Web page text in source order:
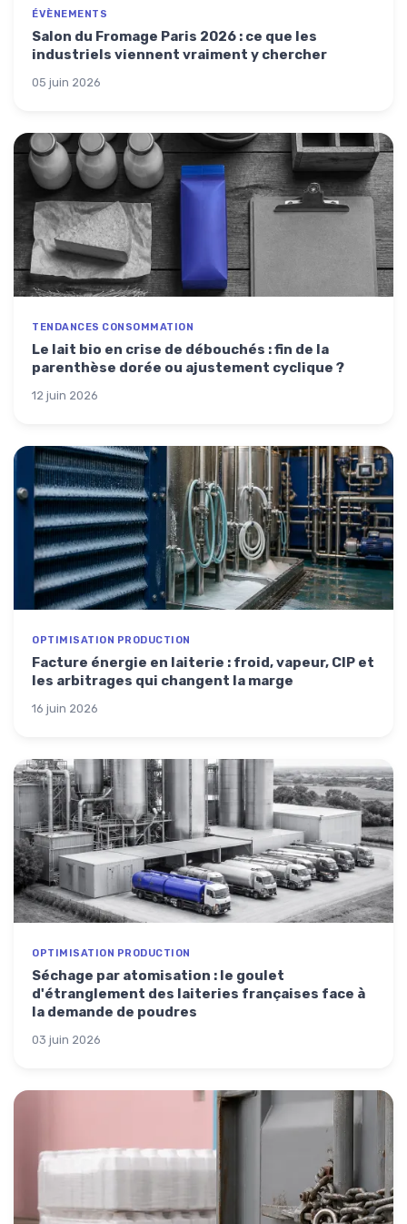
ÉVÈNEMENTS
Salon du Fromage Paris 2026 : ce que les
industriels viennent vraiment y chercher
05 juin 2026
TENDANCES CONSOMMATION
Le lait bio en crise de débouchés : fin de la
parenthèse dorée ou ajustement cyclique ?
12 juin 2026
OPTIMISATION PRODUCTION
Facture énergie en laiterie : froid, vapeur, CIP et
les arbitrages qui changent la marge
16 juin 2026
OPTIMISATION PRODUCTION
Séchage par atomisation : le goulet
d'étranglement des laiteries françaises face à
la demande de poudres
03 juin 2026